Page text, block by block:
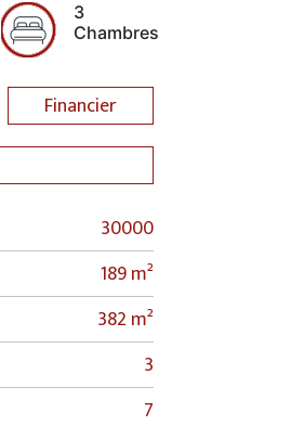
3
Chambres
Financier
30000
189 m²
382 m²
3
7